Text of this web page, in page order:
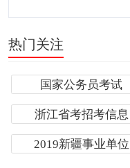
热门关注
国家公务员考试
浙江省考招考信息
2019新疆事业单位